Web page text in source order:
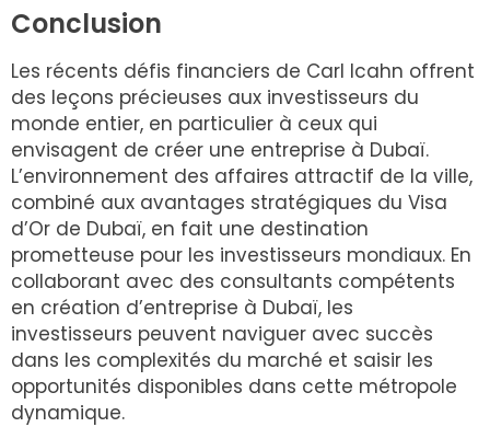
Conclusion
Les récents défis financiers de Carl Icahn offrent
des leçons précieuses aux investisseurs du
monde entier, en particulier à ceux qui
envisagent de créer une entreprise à Dubaï.
L’environnement des affaires attractif de la ville,
combiné aux avantages stratégiques du Visa
d’Or de Dubaï, en fait une destination
prometteuse pour les investisseurs mondiaux. En
collaborant avec des consultants compétents
en création d’entreprise à Dubaï, les
investisseurs peuvent naviguer avec succès
dans les complexités du marché et saisir les
opportunités disponibles dans cette métropole
dynamique.